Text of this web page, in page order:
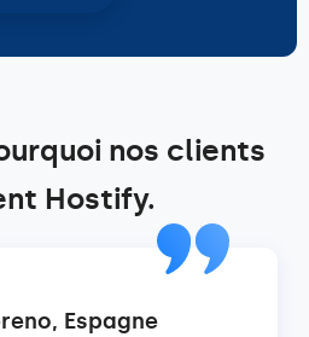
nos clients
Hostify.
Espagne